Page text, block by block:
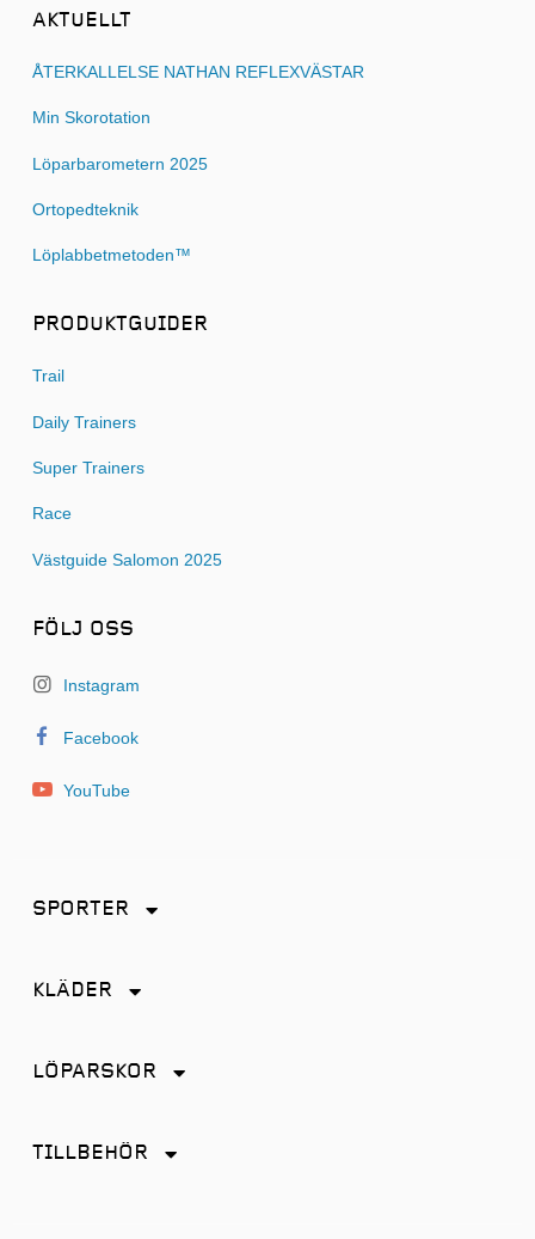
AKTUELLT
ÅTERKALLELSE NATHAN REFLEXVÄSTAR
Min Skorotation
Löparbarometern 2025
Ortopedteknik
Löplabbetmetoden™
PRODUKTGUIDER
Trail
Daily Trainers
Super Trainers
Race
Västguide Salomon 2025
FÖLJ OSS
Instagram
Facebook
YouTube
SPORTER
KLÄDER
LÖPARSKOR
TILLBEHÖR